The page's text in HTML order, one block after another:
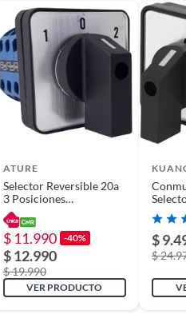
Suministros eléctricos
ATURE
Selector Reversible 20a
3 Posiciones
Conmutador 3p
$ 11.990 -40%
$ 12.990
$ 19.990
VER PRODUCTO
550v
$
$